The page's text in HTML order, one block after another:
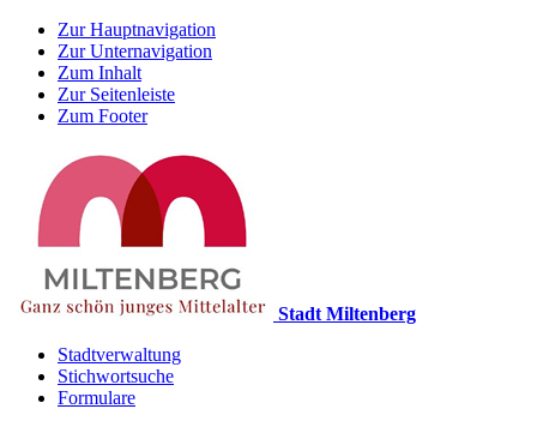
Zur Hauptnavigation
Zur Unternavigation
Zum Inhalt
Zur Seitenleiste
Zum Footer
Stadt Miltenberg
Stadtverwaltung
Stichwortsuche
Formulare